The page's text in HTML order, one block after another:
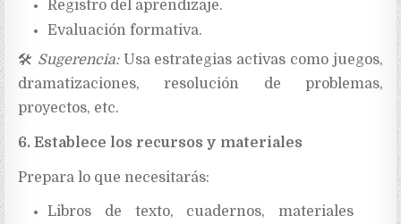
Registro del aprendizaje.
Evaluación formativa.
🛠 Sugerencia:Usa estrategias activas como juegos,
dramatizaciones, resolución de problemas,
proyectos, etc.
6. Establece los recursos y materiales
Prepara lo que necesitarás:
Libros de texto, cuadernos, materiales